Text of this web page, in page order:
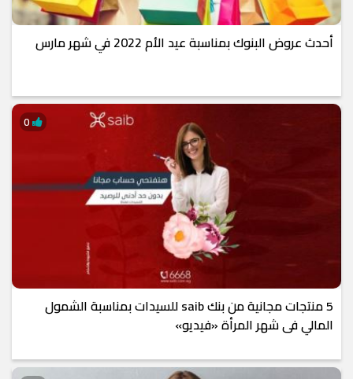
أحدث عروض البنوك بمناسبة عيد الأم 2022 في شهر مارس
5 منتجات مجانية من بنك saib للسيدات بمناسبة الشمول
المالي فى شهر المرأة «فيديو»